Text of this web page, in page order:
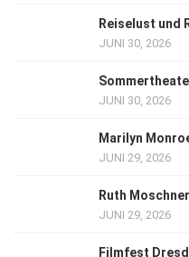
Reiselust und
JUNI 30, 2026
JUNI 30, 2026
Marilyn
JUNI 29, 2026
Ruth
JUNI 29, 2026
Filmfest